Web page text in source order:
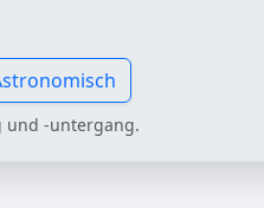
und -untergang.